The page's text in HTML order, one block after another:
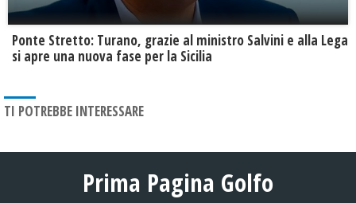
Ponte Stretto: Turano, grazie al ministro Salvini e alla Lega
si apre una nuova fase per la Sicilia
TI POTREBBE INTERESSARE
Prima Pagina Golfo